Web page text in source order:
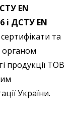
EN
і ДСТУ EN
та
органом
продукції ТОВ
України.